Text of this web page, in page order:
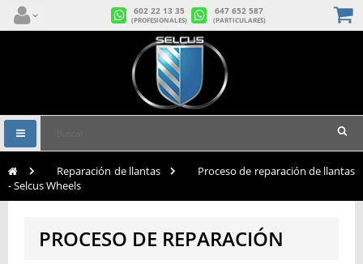
602 22 13 35
(PROFESIONALES)
647 652 587
(PARTICULARES)
Navegación
Toggle
Reparación de llantas
Proceso de reparación de llantas
- Selcus Wheels
PROCESO DE REPARACIÓN